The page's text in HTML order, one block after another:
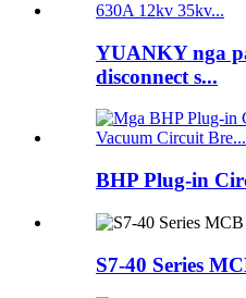
YUANKY nga
disconnect s...
BHP Plug-in
S7-40 Series